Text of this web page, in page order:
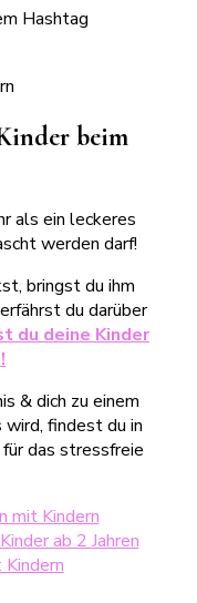
Hashtag
beim
als ein leckeres
werden darf!
bringst du ihm
du darüber
du deine Kinder
& dich zu einem
wird, findest du in
das stressfreie
mit Kindern
ab 2 Jahren